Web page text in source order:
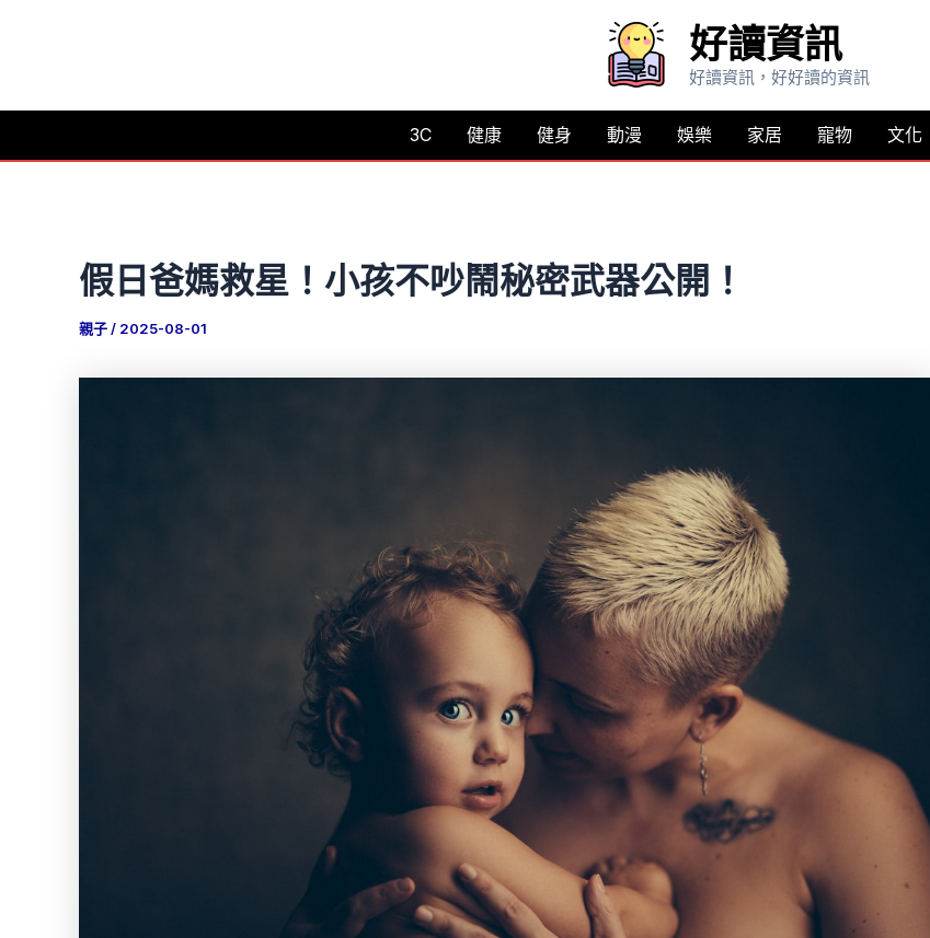
要
好讀資訊
好讀資訊，好好讀的資訊
3C 健康 健身 動漫 娛樂 家居 寵物 文化
假日爸媽救星！小孩不吵鬧秘密武器公開！
親子/ 2025-08-01